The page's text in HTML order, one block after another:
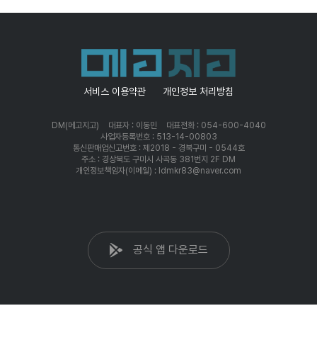
서비스 이용약관 개인정보 처리방침
DM(메고지고) 대표자 : 이동민
대표전화 : 054-600-4040
사업자등록번호 : 513-14-00803
통신판매업신고번호 : 제2018 - 경북구미 - 0544호
주소 : 경상북도 구미시 사곡동 381번지 2F DM
개인정보책임자(이메일) : ldmkr83@naver.com
공식 앱 다운로드